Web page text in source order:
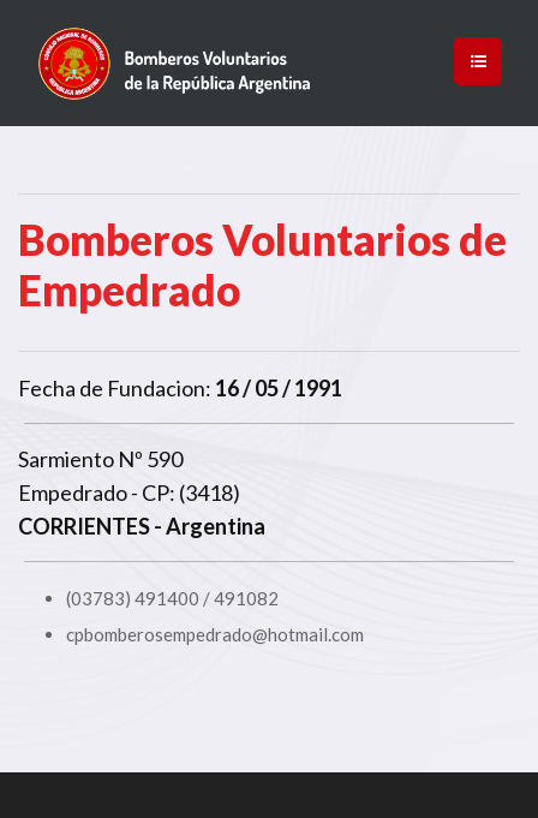
Bomberos Voluntarios de
Empedrado
Fecha de Fundacion: 16 / 05 / 1991
Sarmiento Nº 590
Empedrado - CP: (3418)
CORRIENTES- Argentina
(03783) 491400 / 491082
cpbomberosempedrado@hotmail.com